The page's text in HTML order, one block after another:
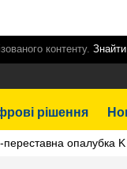
контенту.
рішення
переставна опалубка K